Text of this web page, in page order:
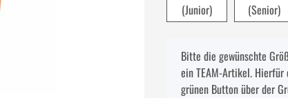
(Junior)
(Senior)
xBitte die gewünschte
ein TEAM-Artikel.
grünen Button über der